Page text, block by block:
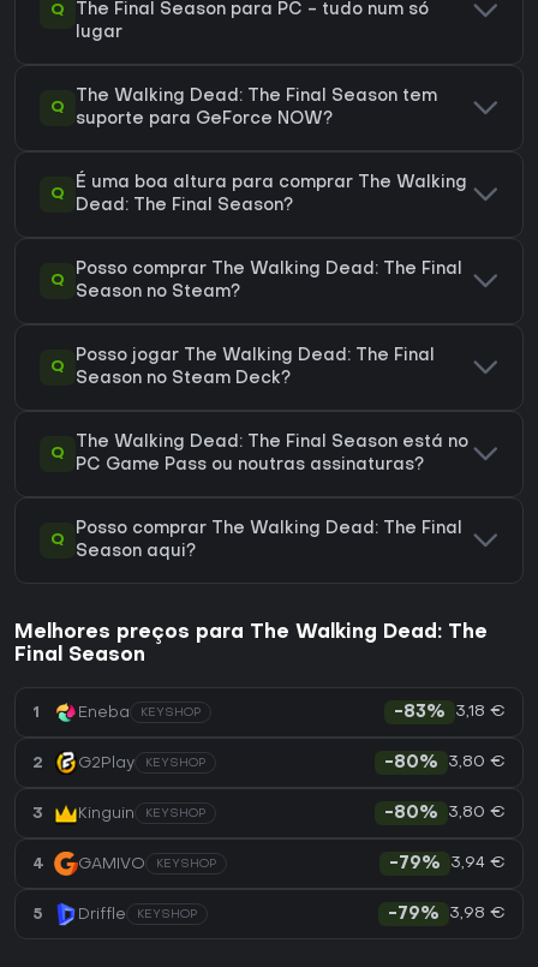
Q
The Final Season para PC - tudo num só
lugar
Q
The Walking Dead: The Final Season tem
suporte para GeForce NOW?
Q
É uma boa altura para comprar The Walking
Dead: The Final Season?
Q
Posso comprar The Walking Dead: The Final
Season no Steam?
Q
Posso jogar The Walking Dead: The Final
Season no Steam Deck?
Q
The Walking Dead: The Final Season está no
PC Game Pass ou noutras assinaturas?
Q
Posso comprar The Walking Dead: The Final
Season aqui?
Melhores preços para The Walking Dead: The
Final Season
1 Eneba KEYSHOP -83% 3,18 €
2 G2Play KEYSHOP -80% 3,80 €
3 Kinguin KEYSHOP -80% 3,80 €
4 GAMIVO KEYSHOP -79% 3,94 €
5 Driffle KEYSHOP -79% 3,98 €